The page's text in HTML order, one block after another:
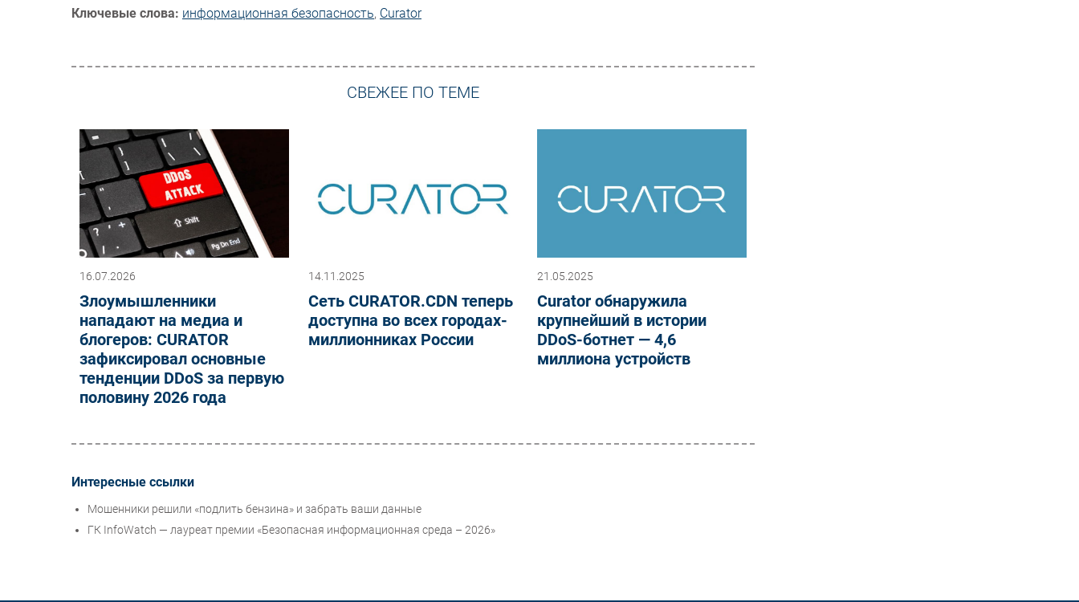
Ключевые слова: информационная безопасность, Curator
СВЕЖЕЕ ПО ТЕМЕ
16.07.2026
Злоумышленники
нападают на медиа и
блогеров: CURATOR
зафиксировал основные
тенденции DDoS за первую
половину 2026 года
14.11.2025
Сеть CURATOR.CDN теперь
доступна во всех городах-
миллионниках России
21.05.2025
Curator обнаружила
крупнейший в истории
DDoS-ботнет — 4,6
миллиона устройств
Интересные ссылки
Мошенники решили «подлить бензина» и забрать ваши данные
ГК InfoWatch — лауреат премии «Безопасная информационная среда – 2026»